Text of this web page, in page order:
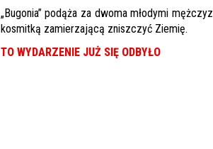
„Bugonia” podąża za dwoma młodymi
kosmitką zamierzającą zniszczyć Ziemię.
TO WYDARZENIE JUŻ SIĘ ODBYŁO